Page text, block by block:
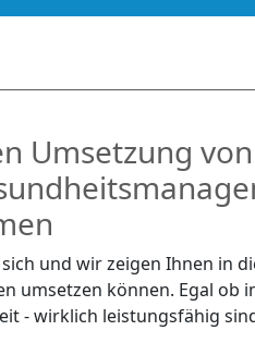
Umsetzung von
und wir zeigen Ihnen in
umsetzen können. Egal ob
- wirklich leistungsfähig